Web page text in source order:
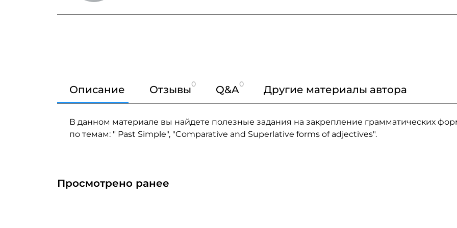
Описание Отзывы0 Q&A0 Другие материалы автора
В данном материале вы найдете полезные задания на закрепление грамматических
по темам: " Past Simple", "Comparative and Superlative forms of adjectives".
Просмотрено ранее